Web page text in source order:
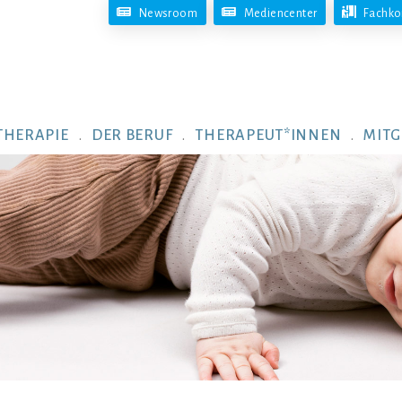
Newsroom Mediencenter
DER BERUF THERAPEUT*INNEN